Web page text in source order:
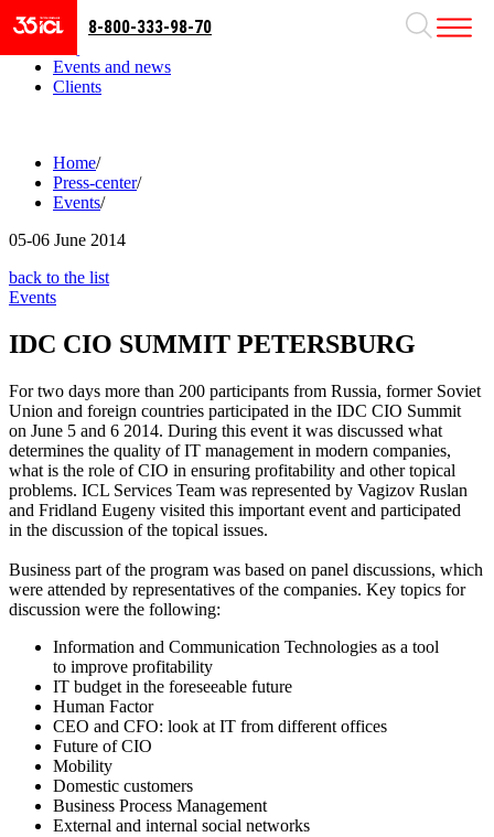
Business areas
Events and news
Clients
8-800-333-98-70
Home/
Press-center/
Events/
05-06 June 2014
back to the list
Events
IDC CIO SUMMIT PETERSBURG
For two days more than 200 participants from Russia, former Soviet
Union and foreign countries participated in the IDC CIO Summit
on June 5 and 6 2014. During this event it was discussed what
determines the quality of IT management in modern companies,
what is the role of CIO in ensuring profitability and other topical
problems. ICL Services Team was represented by Vagizov Ruslan
and Fridland Eugeny visited this important event and participated
in the discussion of the topical issues.
Business part of the program was based on panel discussions, which
were attended by representatives of the companies. Key topics for
discussion were the following:
Information and Communication Technologies as a tool
to improve profitability
IT budget in the foreseeable future
Human Factor
CEO and CFO: look at IT from different offices
Future of CIO
Mobility
Domestic customers
Business Process Management
External and internal social networks